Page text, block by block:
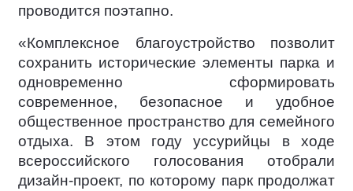
проводится поэтапно.
«Комплексное благоустройство позволит
сохранить исторические элементы парка и
одновременно сформировать
современное, безопасное и удобное
общественное пространство для семейного
отдыха. В этом году уссурийцы в ходе
всероссийского голосования отобрали
дизайн-проект, по которому парк продолжат